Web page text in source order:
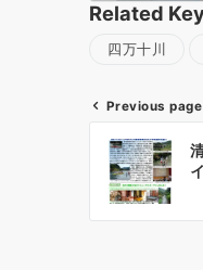
Related
四万十川
投
稿
ナ
ビ
Previous page